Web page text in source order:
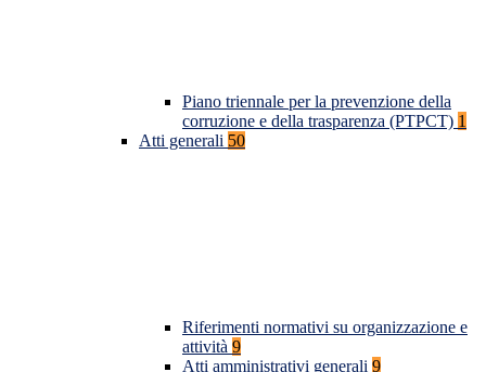
Piano triennale per la prevenzione della
corruzione e della trasparenza (PTPCT) 1
Atti generali 50
Riferimenti normativi su organizzazione e
attività 9
Atti amministrativi generali 9